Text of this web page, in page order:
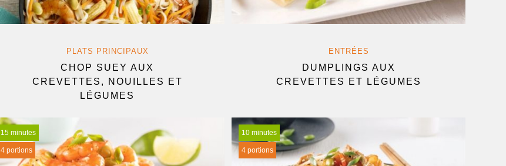
PLATS PRINCIPAUX
CHOP SUEY AUX
CREVETTES, NOUILLES ET
LÉGUMES
ENTRÉES
DUMPLINGS AUX
CREVETTES ET LÉGUMES
15 minutes
4 portions
10 minutes
4 portions